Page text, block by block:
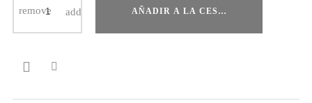
AÑADIR A LA CESTA
